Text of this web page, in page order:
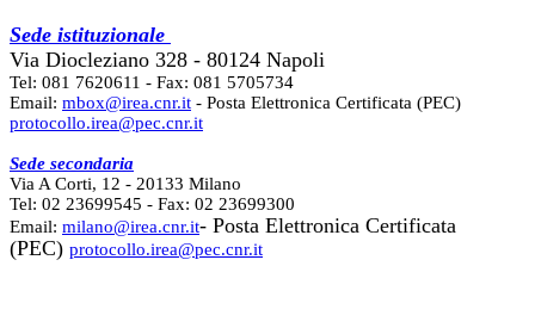
Sede istituzionale
Via Diocleziano 328 - 80124 Napoli
Tel: 081 7620611 - Fax: 081 5705734
Email: mbox@irea.cnr.it - Posta Elettronica Certificata (PEC)
protocollo.irea@pec.cnr.it
Sede secondaria
Via A Corti, 12 - 20133 Milano
Tel: 02 23699545 - Fax: 02 23699300
Email: milano@irea.cnr.it- Posta Elettronica Certificata
(PEC) protocollo.irea@pec.cnr.it